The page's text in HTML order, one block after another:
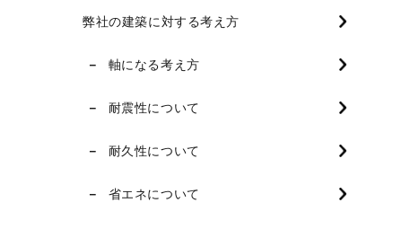
弊社の建築に対する考え方
軸になる考え方
耐震性について
耐久性について
省エネについて